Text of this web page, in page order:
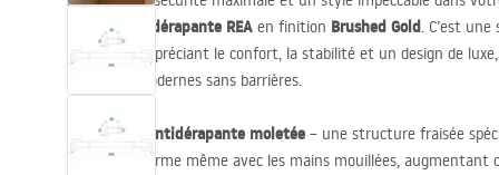
d’appui antidérapante REA en finition Brushed Gold. C’est
personnes appréciant le confort, la stabilité et un design de
intérieurs modernes sans barrières.
Surface antidérapante moletée – une structure fraisée
une tenue ferme même avec les mains mouillées, augmentant